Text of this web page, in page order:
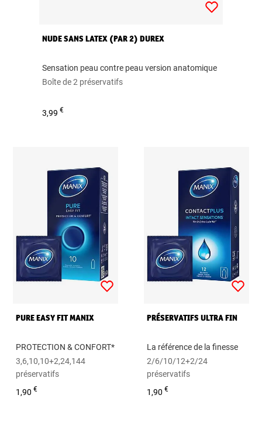
NUDE SANS LATEX (PAR 2) DUREX
Sensation peau contre peau version anatomique
Boîte de 2 préservatifs
3,99€
PURE EASY FIT MANIX
PROTECTION & CONFORT*
3,6,10,10+2,24,144
préservatifs
1,90€
PRÉSERVATIFS ULTRA FIN
La référence de la finesse
2/6/10/12+2/24
préservatifs
1,90€